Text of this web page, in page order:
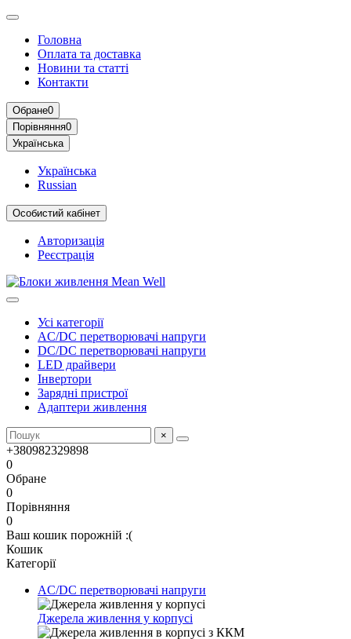
Головна
Оплата та доставка
Новини та статті
Контакти
Обране0
Порівняння0
Українська
Українська
Russian
Особистий кабінет
Авторизація
Реєстрація
Усі категорії
AC/DC перетворювачі напруги
DC/DC перетворювачі напруги
LED драйвери
Інвертори
Зарядні пристрої
Адаптери живлення
×
+380982329898
0
Обране
0
Порівняння
0
Ваш кошик порожній :(
Кошик
Категорії
AC/DC перетворювачі напруги
Джерела живлення у корпусі